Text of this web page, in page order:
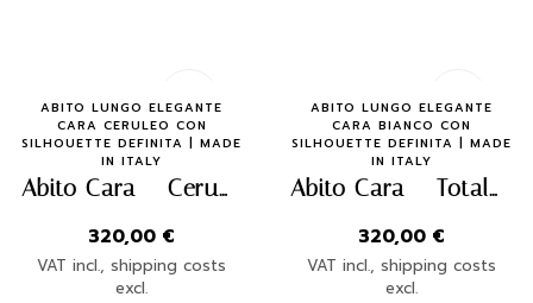
Quick Buy
ABITO LUNGO ELEGANTE
CARA CERULEO CON
SILHOUETTE DEFINITA | MADE
IN ITALY
Abito Cara – Ceruleo
320,00 €
VAT incl., shipping costs
excl.
Quick Buy
ABITO LUNGO ELEGANTE
CARA BIANCO CON
SILHOUETTE DEFINITA | MADE
IN ITALY
Abito Cara – Total White
320,00 €
VAT incl., shipping costs
excl.